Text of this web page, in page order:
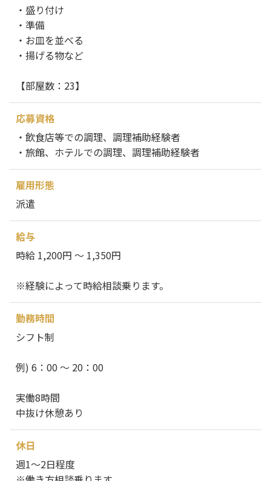
・盛り付け
・準備
・お皿を並べる
・揚げる物など
【部屋数：23】
応募資格
・飲食店等での調理、調理補助経験者
・旅館、ホテルでの調理、調理補助経験者
雇用形態
派遣
給与
時給 1,200円 ～ 1,350円
※経験によって時給相談乗ります。
勤務時間
シフト制
例) 6：00 ～ 20：00
実働8時間
中抜け休憩あり
休日
週1～2日程度